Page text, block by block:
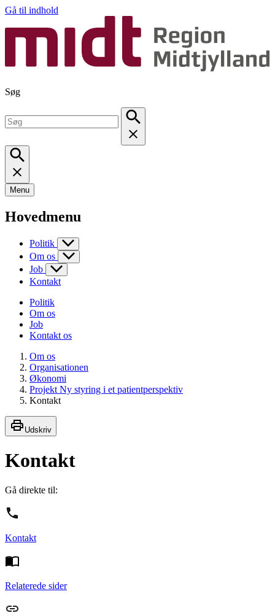
Gå til indhold
Søg
Menu
Hovedmenu
Politik
Om os
Job
Kontakt
Politik
Om os
Job
Kontakt os
Om os
Organisationen
Økonomi
Projekt Ny styring i et patientperspektiv
Kontakt
Udskriv
Kontakt
Gå direkte til:
Kontakt
Relaterede sider